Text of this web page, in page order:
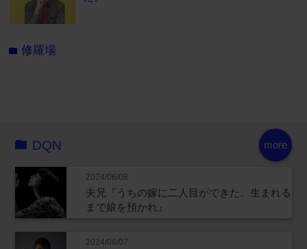
folder修羅場
more
DQN
2024/06/08
夫兄『うちの嫁に二人目ができた。生まれる
まで娘を預かれ』
2024/06/07